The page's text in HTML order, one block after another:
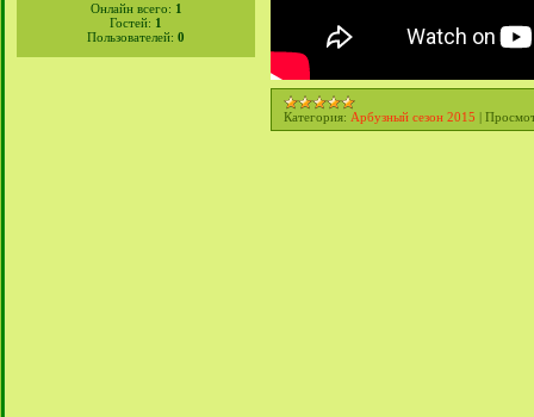
Онлайн всего: 1
Гостей: 1
Пользователей: 0
Категория: Арбузный сезон 2015 |